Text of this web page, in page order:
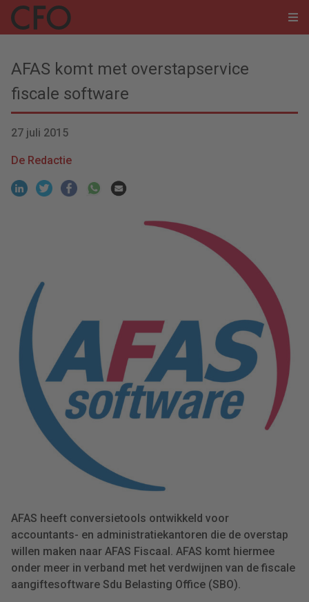
AFAS komt met overstapservice
fiscale software
27 juli 2015
De Redactie
AFAS heeft conversietools ontwikkeld voor
accountants- en administratiekantoren die de overstap
willen maken naar AFAS Fiscaal. AFAS komt hiermee
onder meer in verband met het verdwijnen van de fiscale
aangiftesoftware Sdu Belasting Office (SBO).